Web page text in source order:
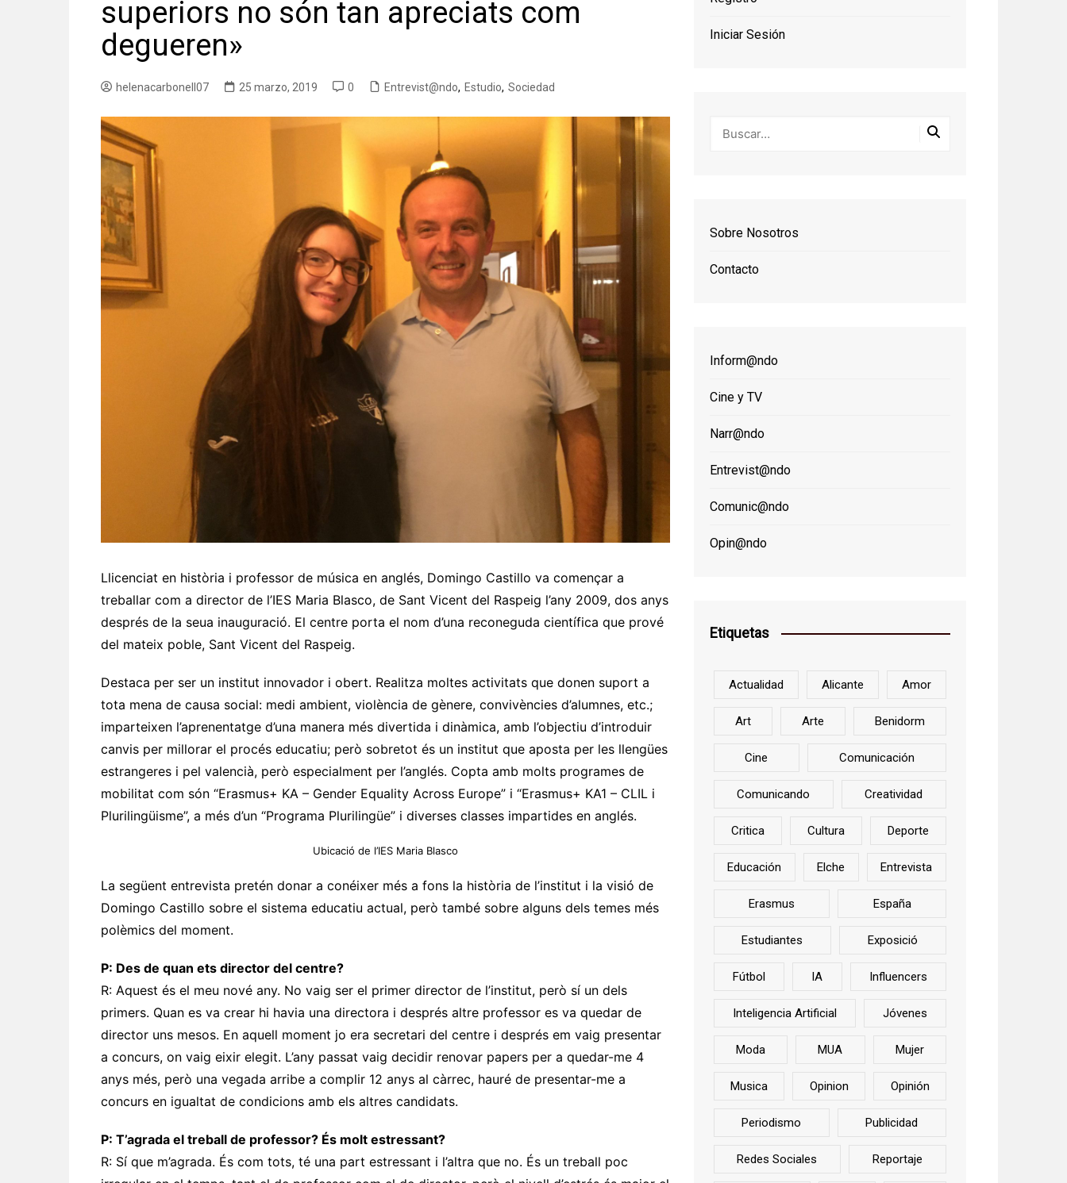
superiors no són tan apreciats com
degueren»
helenacarbonell07 25 marzo, 2019 0 Entrevist@ndo, Estudio, Sociedad
Llicenciat en història i professor de música en anglés, Domingo Castillo va començar a
treballar com a director de l’IES Maria Blasco, de Sant Vicent del Raspeig l’any 2009, dos anys
després de la seua inauguració. El centre porta el nom d’una reconeguda científica que prové
del mateix poble, Sant Vicent del Raspeig.
Destaca per ser un institut innovador i obert. Realitza moltes activitats que donen suport a
tota mena de causa social: medi ambient, violència de gènere, convivències d’alumnes, etc.;
imparteixen l’aprenentatge d’una manera més divertida i dinàmica, amb l’objectiu d’introduir
canvis per millorar el procés educatiu; però sobretot és un institut que aposta per les llengües
estrangeres i pel valencià, però especialment per l’anglés. Copta amb molts programes de
mobilitat com són “Erasmus+ KA – Gender Equality Across Europe” i “Erasmus+ KA1 – CLIL i
Plurilingüisme”, a més d’un “Programa Plurilingüe” i diverses classes impartides en anglés.
Ubicació de l’IES Maria Blasco
La següent entrevista pretén donar a conéixer més a fons la història de l’institut i la visió de
Domingo Castillo sobre el sistema educatiu actual, però també sobre alguns dels temes més
polèmics del moment.
P: Des de quan ets director del centre?
R: Aquest és el meu nové any. No vaig ser el primer director de l’institut, però sí un dels
primers. Quan es va crear hi havia una directora i després altre professor es va quedar de
director uns mesos. En aquell moment jo era secretari del centre i després em vaig presentar
a concurs, on vaig eixir elegit. L’any passat vaig decidir renovar papers per a quedar-me 4
anys més, però una vegada arribe a complir 12 anys al càrrec, hauré de presentar-me a
concurs en igualtat de condicions amb els altres candidats.
P: T’agrada el treball de professor? És molt estressant?
R: Sí que m’agrada. És com tots, té una part estressant i l’altra que no. És un treball poc
Iniciar Sesión
Sobre Nosotros
Contacto
Inform@ndo
Cine y TV
Narr@ndo
Entrevist@ndo
Comunic@ndo
Opin@ndo
Etiquetas
Actualidad Alicante Amor
Art Arte Benidorm
Cine Comunicación
Comunicando Creatividad
Critica Cultura Deporte
Educación Elche Entrevista
Erasmus España
Estudiantes Exposició
Fútbol IA Influencers
Inteligencia Artificial Jóvenes
Moda MUA Mujer
Musica Opinion Opinión
Periodismo Publicidad
Redes Sociales Reportaje